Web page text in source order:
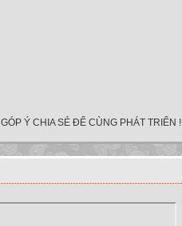
Ý CHIA SẺ ĐỂ CÙNG PHÁT TRIỂN !